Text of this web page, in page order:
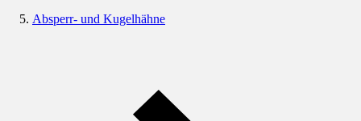
Absperr- und Kugelhähne